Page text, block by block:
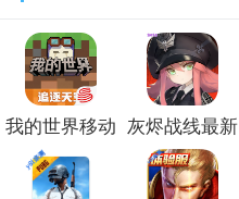
我的世界移动
版官方正版下
灰烬战线最新
版下载安装